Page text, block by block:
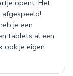
opent. Het
je een
tablets al een
ook je eigen